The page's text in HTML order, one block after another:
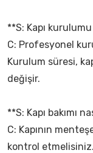
**S: Kapı
C: Profesyonel
Kurulum süresi,
değişir.
**S: Kapı bakımı
C: Kapının
kontrol etmelisiniz.